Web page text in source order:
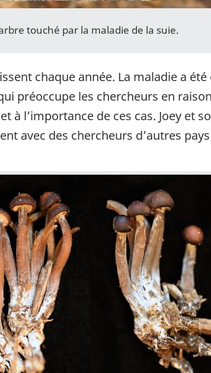
touché par la maladie de la suie.
chaque année. La maladie a
préoccupe les chercheurs en
à l’importance de ces cas. Joey
avec des chercheurs d’autres